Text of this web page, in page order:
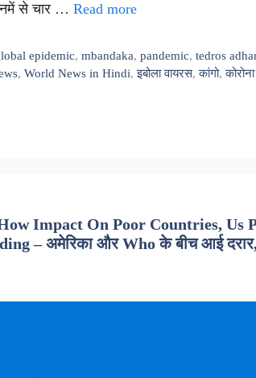
से चार … Read more
epidemic,mbandaka,pandemic,tedros
, World News in Hindi,इबोला वायरस,कांगो,
Impact On Poor Countries, Us
– अमेरिका और Who के बीच आई दरार,